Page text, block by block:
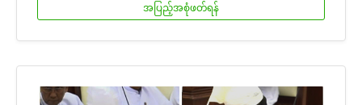
အပြည့်အစုံဖတ်ရန်